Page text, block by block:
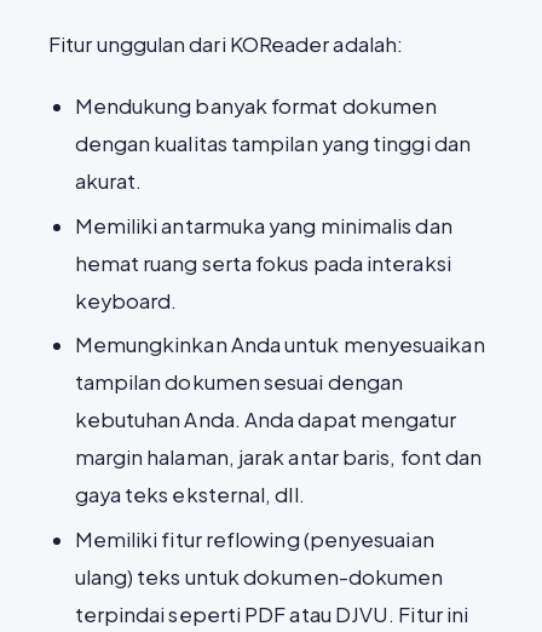
Fitur unggulan dari KOReader adalah:
Mendukung banyak format dokumen
dengan kualitas tampilan yang tinggi dan
akurat.
Memiliki antarmuka yang minimalis dan
hemat ruang serta fokus pada interaksi
keyboard.
Memungkinkan Anda untuk menyesuaikan
tampilan dokumen sesuai dengan
kebutuhan Anda. Anda dapat mengatur
margin halaman, jarak antar baris, font dan
gaya teks eksternal, dll.
Memiliki fitur reflowing (penyesuaian
ulang) teks untuk dokumen-dokumen
terpindai seperti PDF atau DJVU. Fitur ini